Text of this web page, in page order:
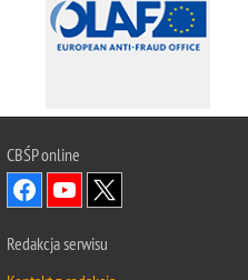
CBŚPonline
Redakcja serwisu